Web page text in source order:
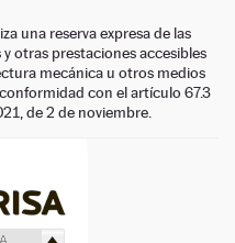
una reserva expresa de las
otras prestaciones accesibles
mecánica u otros medios
con el artículo 67.3
de 2 de noviembre.